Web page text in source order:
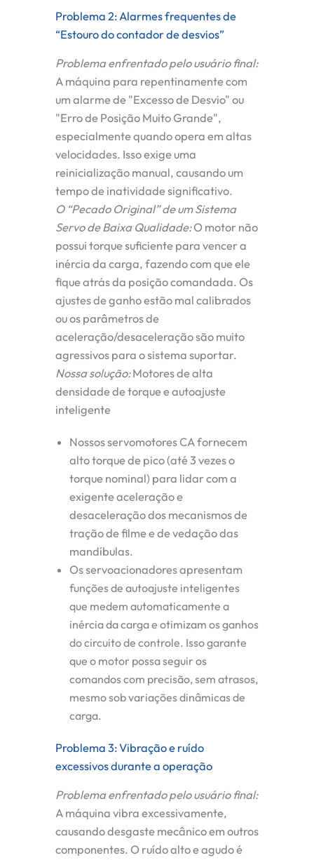
Problema 2: Alarmes frequentes de
“Estouro do contador de desvios”
Problema enfrentado pelo usuário final:
A máquina para repentinamente com
um alarme de "Excesso de Desvio" ou
"Erro de Posição Muito Grande",
especialmente quando opera em altas
velocidades. Isso exige uma
reinicialização manual, causando um
tempo de inatividade significativo.
O “Pecado Original” de um Sistema
Servo de Baixa Qualidade:O motor não
possui torque suficiente para vencer a
inércia da carga, fazendo com que ele
fique atrás da posição comandada. Os
ajustes de ganho estão mal calibrados
ou os parâmetros de
aceleração/desaceleração são muito
agressivos para o sistema suportar.
Nossa solução:Motores de alta
densidade de torque e autoajuste
inteligente
Nossos servomotores CA fornecem
alto torque de pico (até 3 vezes o
torque nominal) para lidar com a
exigente aceleração e
desaceleração dos mecanismos de
tração de filme e de vedação das
mandíbulas.
Os servoacionadores apresentam
funções de autoajuste inteligentes
que medem automaticamente a
inércia da carga e otimizam os ganhos
do circuito de controle. Isso garante
que o motor possa seguir os
comandos com precisão, sem atrasos,
mesmo sob variações dinâmicas de
carga.
Problema 3: Vibração e ruído
excessivos durante a operação
Problema enfrentado pelo usuário final:
A máquina vibra excessivamente,
causando desgaste mecânico em outros
componentes. O ruído alto e agudo é